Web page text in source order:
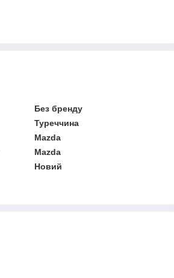
Без бренду
Туреччина
Mazda
Mazda
Новий